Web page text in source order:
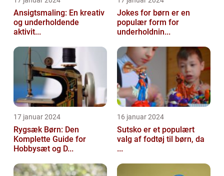
Ansigtsmaling: En kreativ
og underholdende
aktivit...
Jokes for børn er en
populær form for
underholdnin...
17 januar 2024
Rygsæk Børn: Den
Komplette Guide for
Hobbysæt og D...
16 januar 2024
Sutsko er et populært
valg af fodtøj til børn, da
...